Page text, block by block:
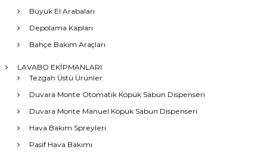
Büyük El Arabaları
Depolama Kapları
Bahçe Bakım Araçları
LAVABO EKİPMANLARI
Tezgah Üstü Ürünler
Duvara Monte Otomatik Köpük Sabun Dispenseri
Duvara Monte Manuel Köpük Sabun Dispenseri
Hava Bakım Spreyleri
Pasif Hava Bakımı